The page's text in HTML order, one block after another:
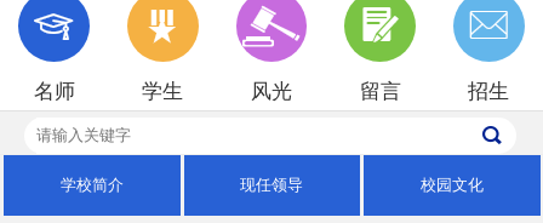
招生就业
校园风光

名师

学生

风光

留言

招生
学校简介 现任领导 校园文化